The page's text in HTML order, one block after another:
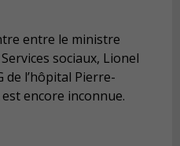
entre le ministre
sociaux, Lionel
de l’hôpital Pierre-
encore inconnue.